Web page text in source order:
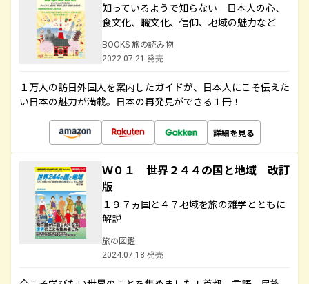
知っているようで知らない 日本人の心、
食文化、職文化、信仰、地域の魅力など
BOOKS 旅の読み物
2022.07.21 発売
１万人の訪日外国人を案内したガイドが、日本人にこそ伝えた
い日本の魅力が満載。日本の再発見ができる１冊！
詳細を見る
Ｗ０１ 世界２４４の国と地域 改訂
版
１９７ヵ国と４７地域を旅の雑学とともに
解説
旅の図鑑
2024.07.18 発売